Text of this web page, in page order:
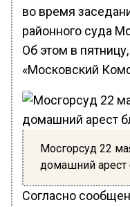
во время
районного суда
Об этом в
«Московский
Мосгорсуд 22
домашний
Согласно